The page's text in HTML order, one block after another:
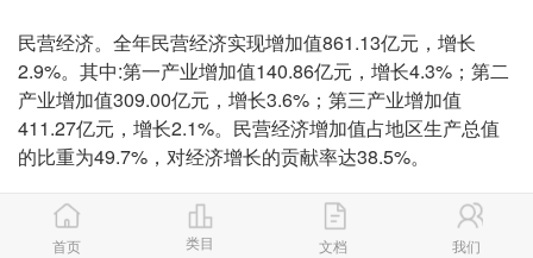
民营经济。全年民营经济实现增加值861.13亿元，增长
2.9%。其中:第一产业增加值140.86亿元，增长4.3%；第二
产业增加值309.00亿元，增长3.6%；第三产业增加值
411.27亿元，增长2.1%。民营经济增加值占地区生产总值
的比重为49.7%，对经济增长的贡献率达38.5%。
居民消费价格。全年居民消费价格总指数(CPI)比上年上涨
3.8%。其中:食品烟酒类上涨11.2%，衣着类下降0.4%，医
首页 类目 文档 我们